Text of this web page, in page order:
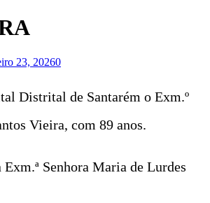
23, 20260
Distrital de Santarém o Exm.º
Vieira, com 89 anos.
Exm.ª Senhora Maria de Lurdes